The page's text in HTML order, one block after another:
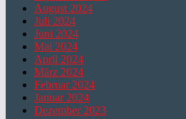
August 2024
Juli 2024
Juni 2024
Mai 2024
April 2024
März 2024
Februar 2024
Januar 2024
Dezember 2023